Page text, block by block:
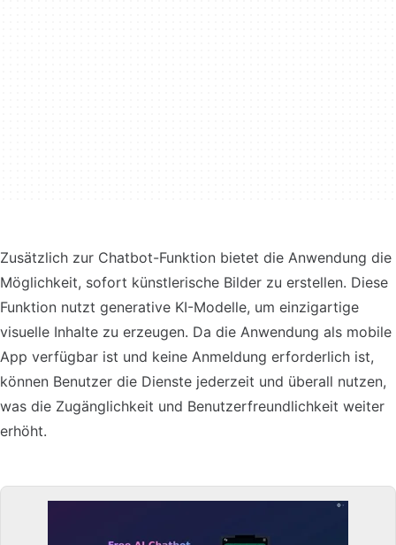
Zusätzlich zur Chatbot-Funktion bietet die Anwendung die
Möglichkeit, sofort künstlerische Bilder zu erstellen. Diese
Funktion nutzt generative KI-Modelle, um einzigartige
visuelle Inhalte zu erzeugen. Da die Anwendung als mobile
App verfügbar ist und keine Anmeldung erforderlich ist,
können Benutzer die Dienste jederzeit und überall nutzen,
was die Zugänglichkeit und Benutzerfreundlichkeit weiter
erhöht.